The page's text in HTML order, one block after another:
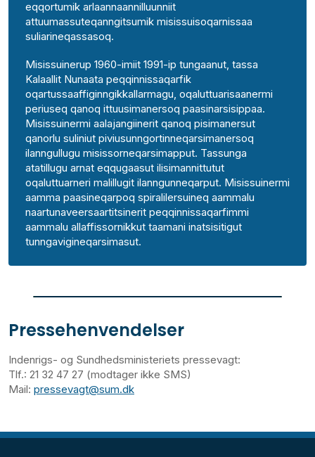
eqqortumik arlaannaannilluunniit
attuumassuteqanngitsumik misissuisoqarnissaa
suliarineqassasoq.
Misissuinerup 1960-imiit 1991-ip tungaanut, tassa
Kalaallit Nunaata peqqinnissaqarfik
oqartussaaffiginngikkallarmagu, oqaluttuarisaanermi
periuseq qanoq ittuusimanersoq paasinarsisippaa.
Misissuinermi aalajangiinerit qanoq pisimanersut
qanorlu suliniut piviusunngortinneqarsimanersoq
ilanngullugu misissorneqarsimapput. Tassunga
atatillugu arnat eqqugaasut ilisimannittutut
oqaluttuarneri malillugit ilanngunneqarput. Misissuinermi
aamma paasineqarpoq spiralilersuineq aammalu
naartunaveersaartitsinerit peqqinnissaqarfimmi
aammalu allaffissornikkut taamani inatsisitigut
tunngavigineqarsimasut.
Pressehenvendelser
Indenrigs- og Sundhedsministeriets pressevagt:
Tlf.: 21 32 47 27 (modtager ikke SMS)
Mail: pressevagt@sum.dk